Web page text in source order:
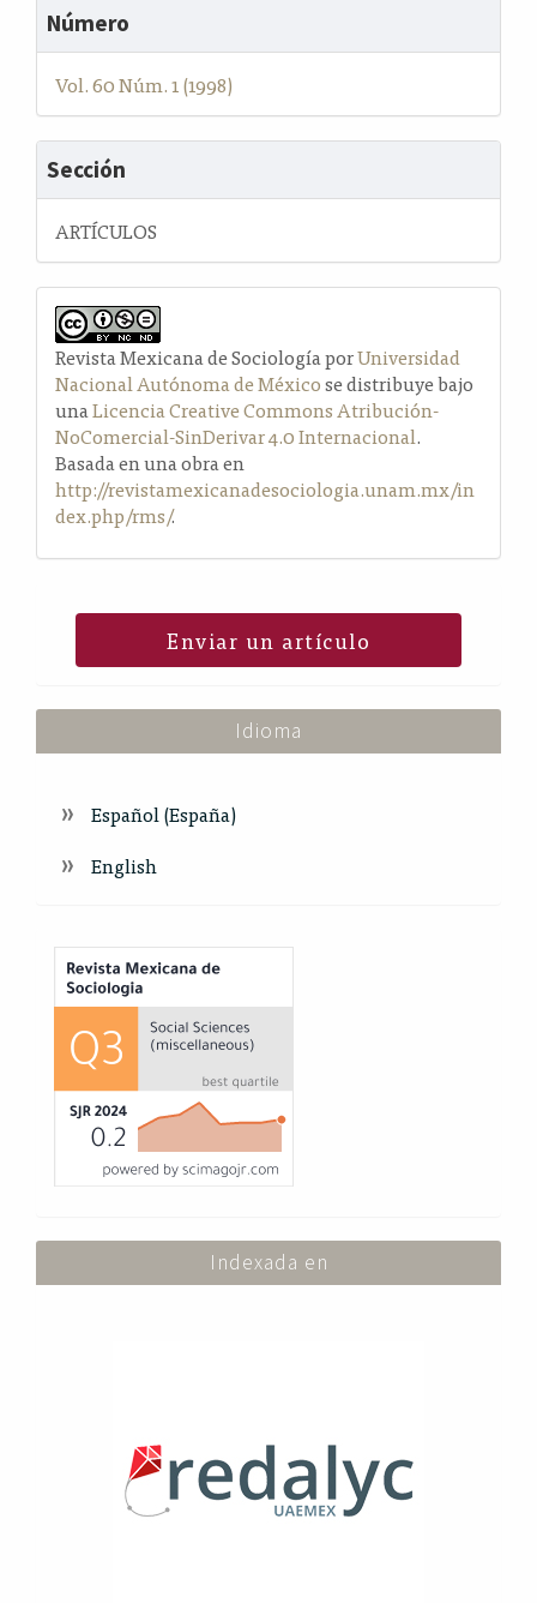
Número
Vol. 60 Núm. 1 (1998)
Sección
ARTÍCULOS
Revista Mexicana de Sociología porUniversidad
Nacional Autónoma de Méxicose distribuye bajo
unaLicencia Creative Commons Atribución-
NoComercial-SinDerivar 4.0 Internacional.
Basada en una obra en
http://revistamexicanadesociologia.unam.mx/in
dex.php/rms/.
Enviar un artículo
Idioma
Español (España)
English
Index
Indexada en